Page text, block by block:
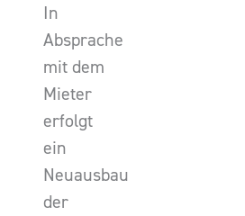
In
Absprache
mit dem
Mieter
erfolgt
ein
Neuausbau
der